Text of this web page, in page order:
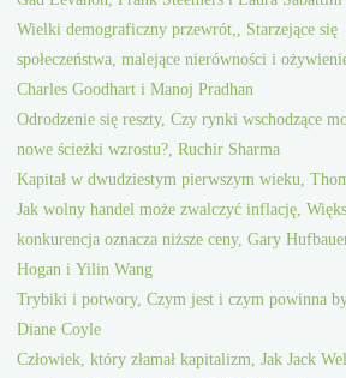
Wielki demograficzny przewrót,, Starzejące się
społeczeństwa, malejące nierówności i
Charles Goodhart i Manoj Pradhan
Odrodzenie się reszty, Czy rynki wschodzące
nowe ścieżki wzrostu?, Ruchir Sharma
Kapitał w dwudziestym pierwszym wieku,
Jak wolny handel może zwalczyć inflację,
konkurencja oznacza niższe ceny, Gary
Hogan i Yilin Wang
Trybiki i potwory, Czym jest i czym powinna
Diane Coyle
Człowiek, który złamał kapitalizm, Jak Jack